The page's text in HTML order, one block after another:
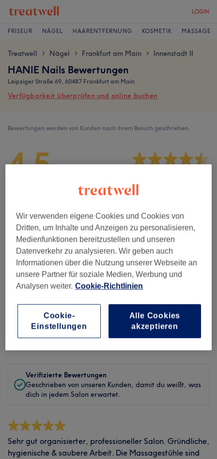
LOGIN
FRISEUR NÄGEL HAARENTFERNUNG KOSMETIK MASSAGE
Treatwell > Nägel > Frankfurt am Main > Innenstadt II
HANIE Nails Bewertungen
Leipziger Straße 69, 60487 Frankfurt am Main
Verfügbarkeit überprüfen und online buchen
Bewertungen werden von Kunden nach ihrem Besuch geschrieben.
4,5
Sauberkeit
Service
Bewertungen filtern
Behandlung Alle Bewertungen
Verifizierte Bewertungen
Geschrieben von unseren Kunden, damit du weißt, was
dich in jedem Salon erwartet.
Sehr gut organisierter, professioneller Salon. Gründliche,
hygienische & saubere Arbeit. Die Massagestühle sind
Wir verwenden eigene Cookies und Cookies von
Dritten, um Inhalte und Anzeigen zu personalisieren,
Medienfunktionen bereitzustellen und unseren
Datenverkehr zu analysieren. Wir geben auch
Informationen über die Nutzung unserer Webseite an
unsere Partner für soziale Medien, Werbung und
Analysen weiter. Cookie-Richtlinien
Cookie-
Einstellungen
Alle Cookies
akzeptieren